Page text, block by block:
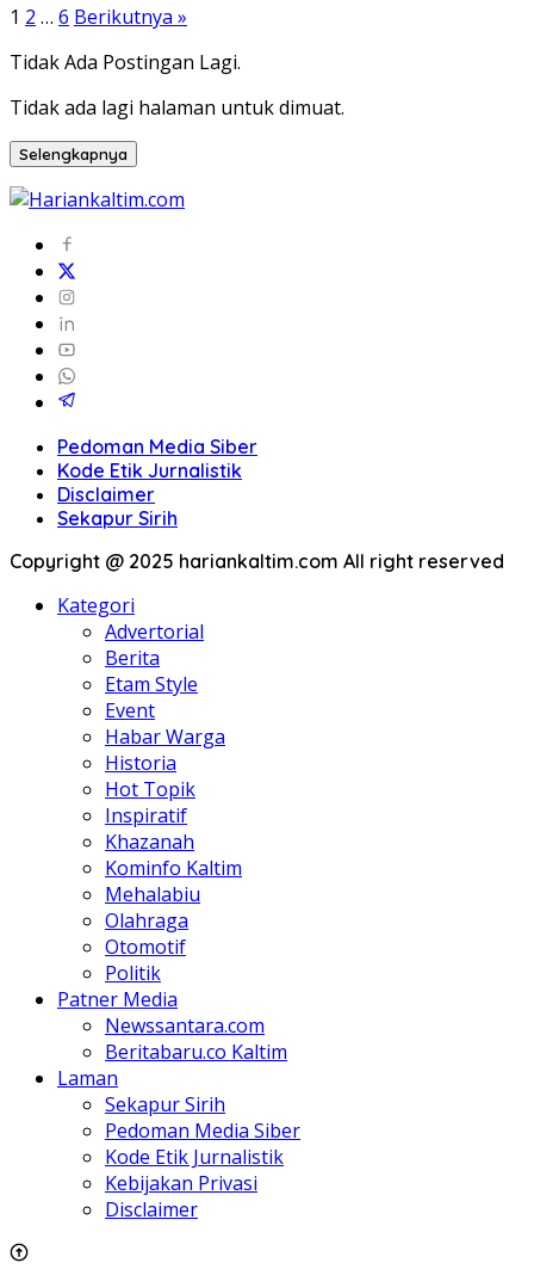
Paginasi
pos
1 2 … 6 Berikutnya »
Tidak Ada Postingan Lagi.
Tidak ada lagi halaman untuk dimuat.
Selengkapnya
Pedoman Media Siber
Kode Etik Jurnalistik
Disclaimer
Sekapur Sirih
Copyright @ 2025 hariankaltim.com All right reserved
Kategori
Advertorial
Berita
Etam Style
Event
Habar Warga
Historia
Hot Topik
Inspiratif
Khazanah
Kominfo Kaltim
Mehalabiu
Olahraga
Otomotif
Politik
Patner Media
Newssantara.com
Beritabaru.co Kaltim
Laman
Sekapur Sirih
Pedoman Media Siber
Kode Etik Jurnalistik
Kebijakan Privasi
Disclaimer